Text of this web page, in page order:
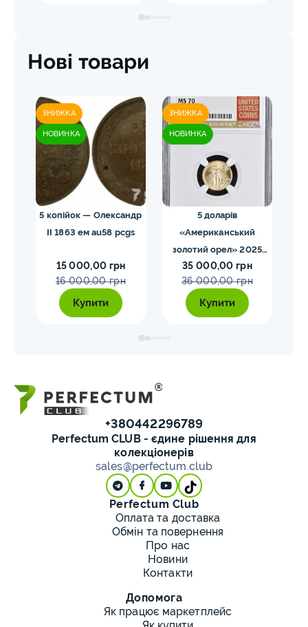
Нові товари
ЗНИЖКА
НОВИНКА
5 копійок — Олександр
II 1863 ем au58 pcgs
15 000,00 грн
16 000,00 грн
Купити
ЗНИЖКА
НОВИНКА
5 доларів
«Американський
золотий орел» 2025
MS70 NGC орел тип2
35 000,00 грн
36 000,00 грн
Купити
+380442296789
Perfectum CLUB - єдине рішення для
колекціонерів
sales@perfectum.club
Perfectum Club
Оплата та доставка
Обмін та повернення
Про нас
Новини
Контакти
Допомога
Як працює маркетплейс